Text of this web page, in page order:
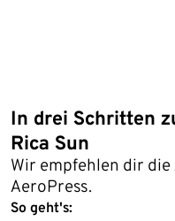
In drei Schritten
Rica Sun
Wir empfehlen dir
AeroPress.
So geht's: